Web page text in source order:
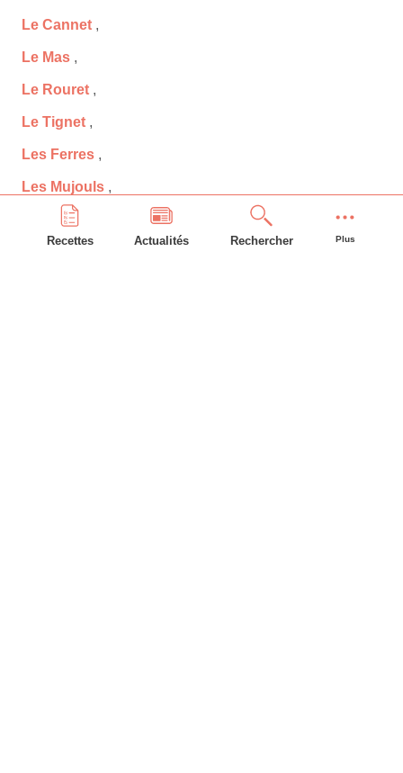
Recettes Actualités Rechercher Plus
Le Cannet ,
Le Mas ,
Le Rouret ,
Le Tignet ,
Les Ferres ,
Les Mujouls ,
Levens,